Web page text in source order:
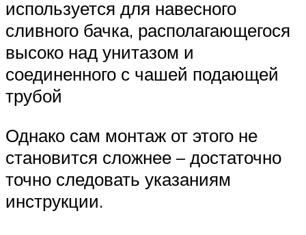
используется для навесного
сливного бачка, располагающегося
высоко над унитазом и
соединенного с чашей подающей
трубой
Однако сам монтаж от этого не
становится сложнее – достаточно
точно следовать указаниям
инструкции.